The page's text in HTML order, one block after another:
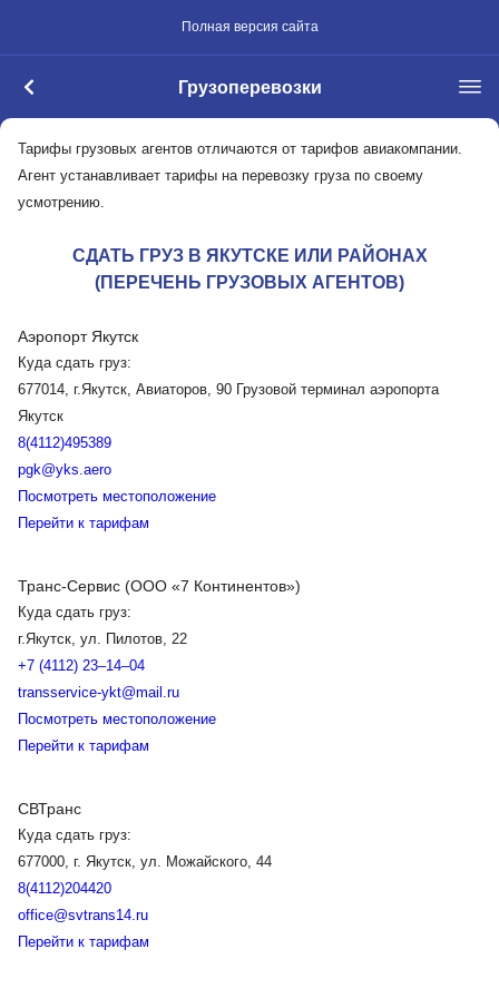
Полная версия сайта
Грузоперевозки
Тарифы грузовых агентов отличаются от тарифов авиакомпании.
Агент устанавливает тарифы на перевозку груза по своему
усмотрению.
СДАТЬ ГРУЗ В ЯКУТСКЕ ИЛИ РАЙОНАХ
(ПЕРЕЧЕНЬ ГРУЗОВЫХ АГЕНТОВ)
Аэропорт Якутск
Куда сдать груз:
677014, г.Якутск, Авиаторов, 90 Грузовой терминал аэропорта
Якутск
8(4112)495389
pgk@yks.aero
Посмотреть местоположение
Перейти к тарифам
Транс-Сервис (ООО «7 Континентов»)
Куда сдать груз:
г.Якутск, ул. Пилотов, 22
+7 (4112) 23‒14‒04
transservice-ykt@mail.ru
Посмотреть местоположение
Перейти к тарифам
СВТранс
Куда сдать груз:
677000, г. Якутск, ул. Можайского, 44
8(4112)204420
office@svtrans14.ru
Перейти к тарифам